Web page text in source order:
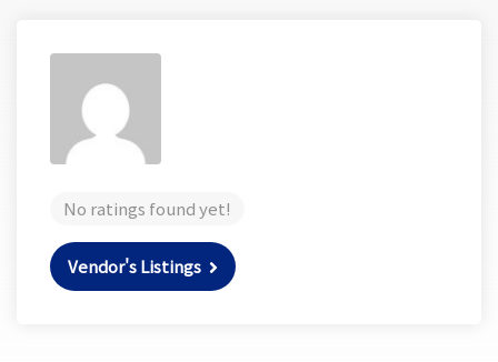
No ratings found yet!
Vendor's Listings